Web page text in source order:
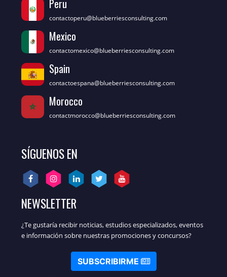
Peru
contactoperu@blueberriesconsulting.com
Mexico
contactomexico@blueberriesconsulting.com
Spain
contactoespana@blueberriesconsulting.com
Morocco
contactmorocco@blueberriesconsulting.com
SÍGUENOS EN
NEWSLETTER
¿Te gustaría recibir noticias, estudios especializados, eventos
e información sobre nuestras promociones y concursos?
SUBSCRIBIRME